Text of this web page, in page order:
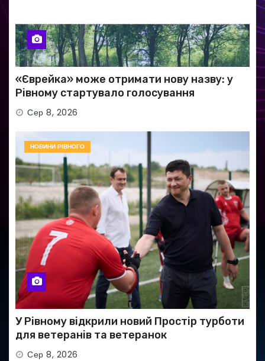
«Єврейка» може отримати нову назву: у
Рівному стартувало голосування
Сер 8, 2026
НОВИНИ РІВНОГО
У Рівному відкрили новий Простір турботи
для ветеранів та ветеранок
Сер 8, 2026